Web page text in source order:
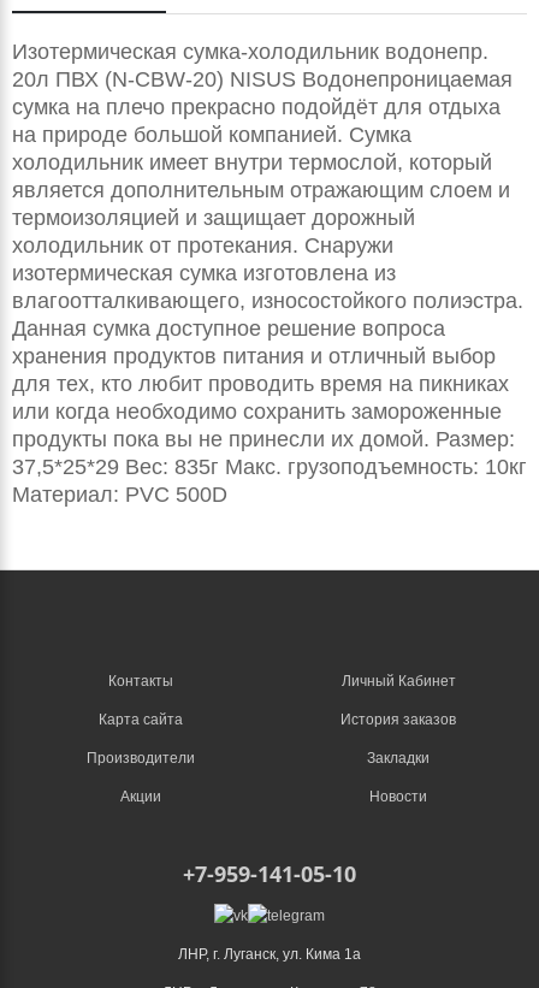
Изотермическая сумка-холодильник водонепр.
20л ПВХ (N-CBW-20) NISUS Водонепроницаемая
сумка на плечо прекрасно подойдёт для отдыха
на природе большой компанией. Сумка
холодильник имеет внутри термослой, который
является дополнительным отражающим слоем и
термоизоляцией и защищает дорожный
холодильник от протекания. Снаружи
изотермическая сумка изготовлена из
влагоотталкивающего, износостойкого полиэстра.
Данная сумка доступное решение вопроса
хранения продуктов питания и отличный выбор
для тех, кто любит проводить время на пикниках
или когда необходимо сохранить замороженные
продукты пока вы не принесли их домой. Размер:
37,5*25*29 Вес: 835г Макс. грузоподъемность: 10кг
Материал: PVC 500D
Контакты
Карта сайта
Производители
Акции
Личный Кабинет
История заказов
Закладки
Новости
+7-959-141-05-10
ЛНР, г. Луганск, ул. Кима 1а